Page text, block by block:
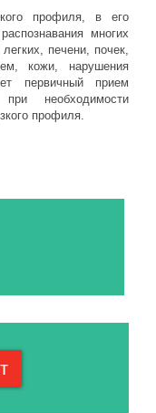
профиля, в его
многих
печени, почек,
кожи, нарушения
первичный прием
необходимости
профиля.